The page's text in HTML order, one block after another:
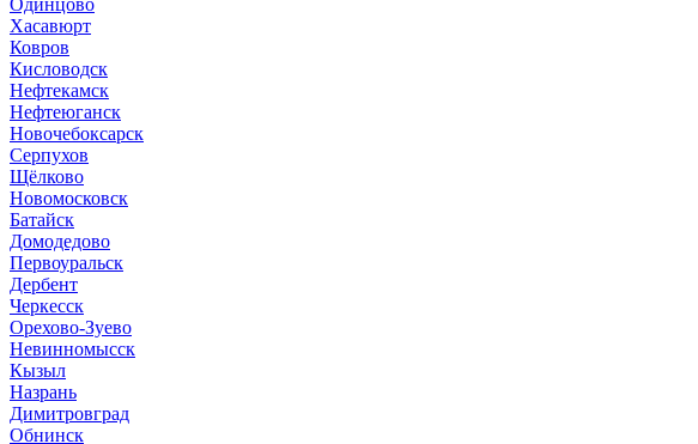
Одинцово
Хасавюрт
Ковров
Кисловодск
Нефтекамск
Нефтеюганск
Новочебоксарск
Серпухов
Щёлково
Новомосковск
Батайск
Домодедово
Первоуральск
Дербент
Черкесск
Орехово-Зуево
Невинномысск
Кызыл
Назрань
Димитровград
Обнинск